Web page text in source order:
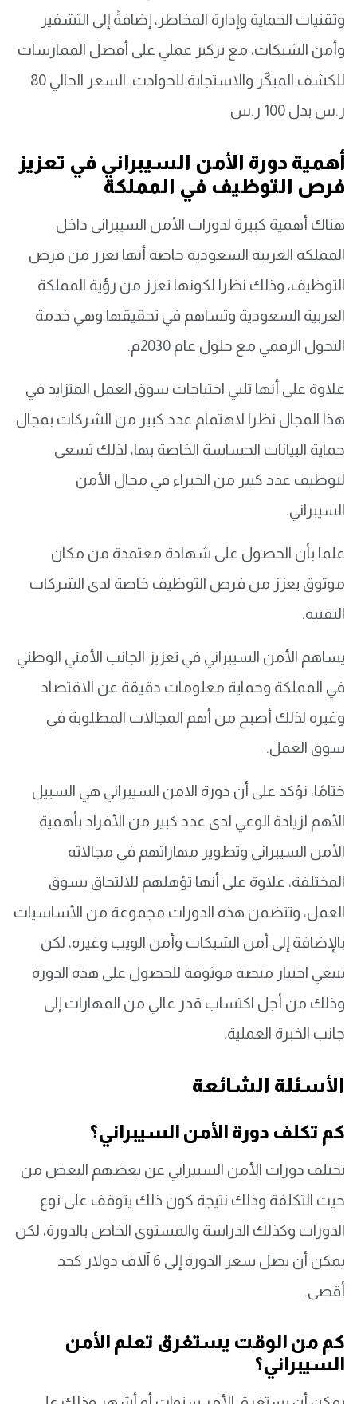
وتقنيات الحماية وإدارة المخاطر، إضافةً إلى التشفير
وأمن الشبكات، مع تركيز عملي على أفضل الممارسات
للكشف المبكّر والاستجابة للحوادث. السعر الحالي 80
ر.س بدل 100 ر.س
أهمية دورة الأمن السيبراني في تعزيز
فرص التوظيف في المملكة
هناك أهمية كبيرة لدورات الأمن السيبراني داخل
المملكة العربية السعودية خاصة أنها تعزز من فرص
التوظيف، وذلك نظرا لكونها تعزز من رؤية المملكة
العربية السعودية وتساهم في تحقيقها وهي خدمة
التحول الرقمي مع حلول عام 2030م.
علاوة على أنها تلبي احتياجات سوق العمل المتزايد في
هذا المجال نظرا لاهتمام عدد كبير من الشركات بمجال
حماية البيانات الحساسة الخاصة بها، لذلك تسعى
لتوظيف عدد كبير من الخبراء في مجال الأمن
السيبراني.
علما بأن الحصول على شهادة معتمدة من مكان
موثوق يعزز من فرص التوظيف خاصة لدى الشركات
التقنية.
يساهم الأمن السيبراني في تعزيز الجانب الأمني الوطني
في المملكة وحماية معلومات دقيقة عن الاقتصاد
وغيره لذلك أصبح من أهم المجالات المطلوبة في
سوق العمل.
ختامًا، نؤكد على أن دورة الامن السيبراني هي السبيل
الأهم لزيادة الوعي لدى عدد كبير من الأفراد بأهمية
الأمن السيبراني وتطوير مهاراتهم في مجالاته
المختلفة، علاوة على أنها تؤهلهم للالتحاق بسوق
العمل، وتتضمن هذه الدورات مجموعة من الأساسيات
بالإضافة إلى أمن الشبكات وأمن الويب وغيره، لكن
ينبغي اختيار منصة موثوقة للحصول على هذه الدورة
وذلك من أجل اكتساب قدر عالي من المهارات إلى
جانب الخبرة العملية.
الأسئلة الشائعة
كم تكلف دورة الأمن السيبراني؟
تختلف دورات الأمن السيبراني عن بعضهم البعض من
حيث التكلفة وذلك نتيجة كون ذلك يتوقف على نوع
الدورات وكذلك الدراسة والمستوى الخاص بالدورة، لكن
يمكن أن يصل سعر الدورة إلى 6 آلاف دولار كحد
أقصى.
كم من الوقت يستغرق تعلم الأمن
السيبراني؟